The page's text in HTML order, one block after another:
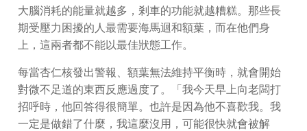
大腦消耗的能量就越多，剎車的功能就越糟糕。那些長
期受壓力困擾的人最需要海馬迴和額葉，而在他們身
上，這兩者都不能以最佳狀態工作。
每當杏仁核發出警報、額葉無法維持平衡時，就會開始
對微不足道的東西反應過度了。「我今天早上向老闆打
招呼時，他回答得很簡單。也許是因為他不喜歡我。我
一定是做錯了什麼，我這麼沒用，可能很快就會被解